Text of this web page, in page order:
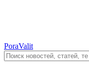
PoraValit